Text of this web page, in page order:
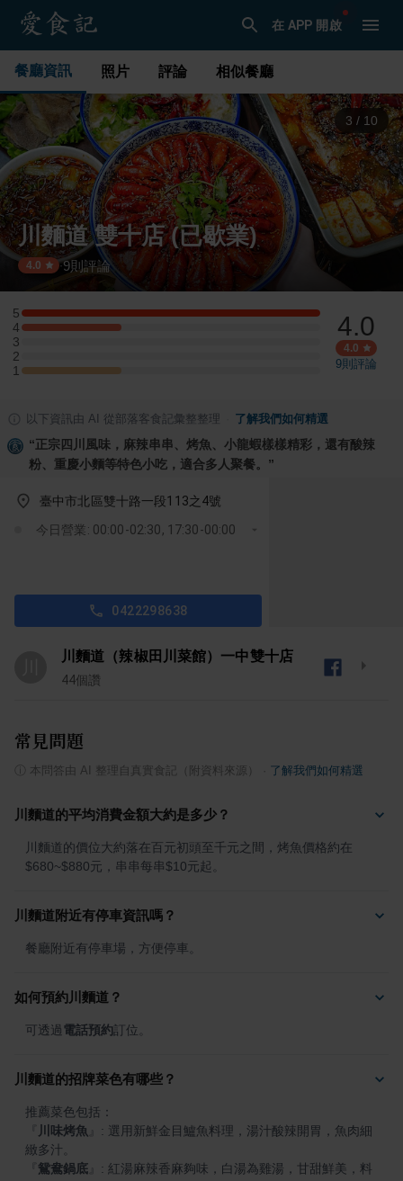
在 APP 開啟
餐廳資訊 照片 評論 相似餐廳
3 / 10
川麵道 雙十店 (已歇業)
4.0 ·9則評論
5
5 星：3 則評論
4
4 星：1 則評論
3
3 星：0 則評論
2
2 星：0 則評論
1
1 星：1 則評論
4.0
4.0
9則評論
以下資訊由 AI 從部落客食記彙整整理 了解我們如何精選
“正宗四川風味，麻辣串串、烤魚、小龍蝦樣樣精彩，還有酸辣
粉、重慶小麵等特色小吃，適合多人聚餐。 ”
臺中市北區雙十路一段113之4號
今日營業: 00:00-02:30, 17:30-00:00
0422298638
川麵道（辣椒田川菜館）一中雙十店
44個讚
常見問題
本問答由 AI 整理自真實食記（附資料來源） 了解我們如何精選
川麵道的平均消費金額大約是多少？
川麵道的價位大約落在百元初頭至千元之間，烤魚價格約在
$680~$880元，串串每串$10元起。
川麵道附近有停車資訊嗎？
餐廳附近有停車場，方便停車。
如何預約川麵道？
可透過電話預約訂位。
川麵道的招牌菜色有哪些？
川味烤魚
: 選用新鮮金目鱸魚料理，湯汁酸辣開胃，魚肉細
鴛鴦鍋底
: 紅湯麻辣香麻夠味，白湯為雞湯，甘甜鮮美，料